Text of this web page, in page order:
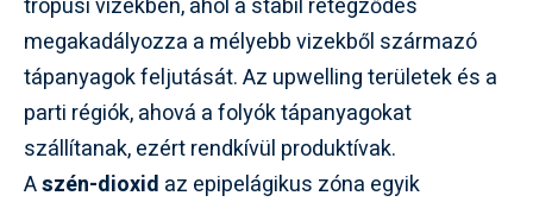
megakadályozza a mélyebb vizekből származó
tápanyagok feljutását. Az upwelling területek és a
parti régiók, ahová a folyók tápanyagokat
szállítanak, ezért rendkívül produktívak.
Aszén-dioxid az epipelágikus zóna egyik